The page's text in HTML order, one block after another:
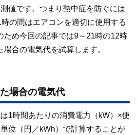
値です。つまり熱中症を防ぐには
の間はエアコンを適切に使用する
ため今回の記事では9～21時の12時
合の電気代を試算します。
場合の電気代
1時間あたりの消費電力（kW）×使
位（円／kWh）で計算することが